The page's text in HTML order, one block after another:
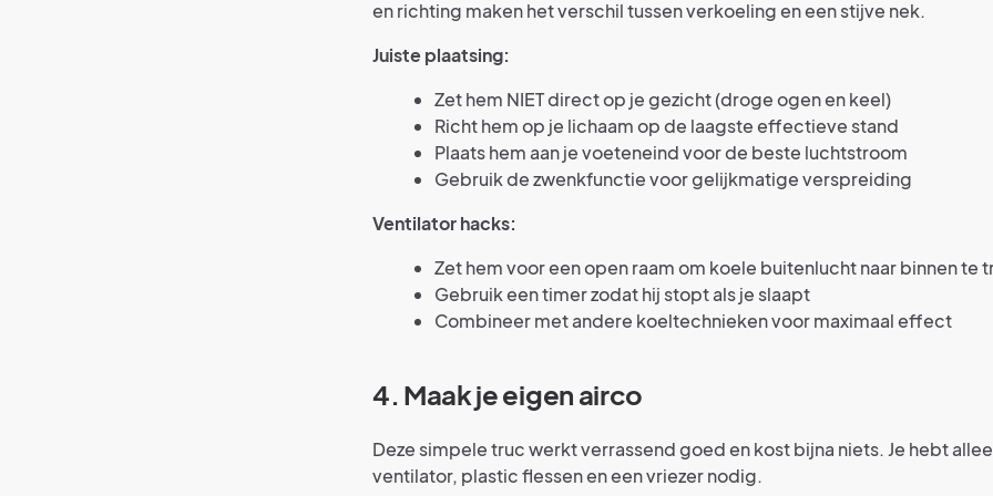
en richting maken het verschil tussen verkoeling en een stijve nek.
Juiste plaatsing:
Zet hem NIET direct op je gezicht (droge ogen en keel)
Richt hem op je lichaam op de laagste effectieve stand
Plaats hem aan je voeteneind voor de beste luchtstroom
Gebruik de zwenkfunctie voor gelijkmatige verspreiding
Ventilator hacks:
Zet hem voor een open raam om koele buitenlucht naar binnen te
Gebruik een timer zodat hij stopt als je slaapt
Combineer met andere koeltechnieken voor maximaal effect
4. Maak je eigen airco
Deze simpele truc werkt verrassend goed en kost bijna niets. Je hebt
ventilator, plastic flessen en een vriezer nodig.